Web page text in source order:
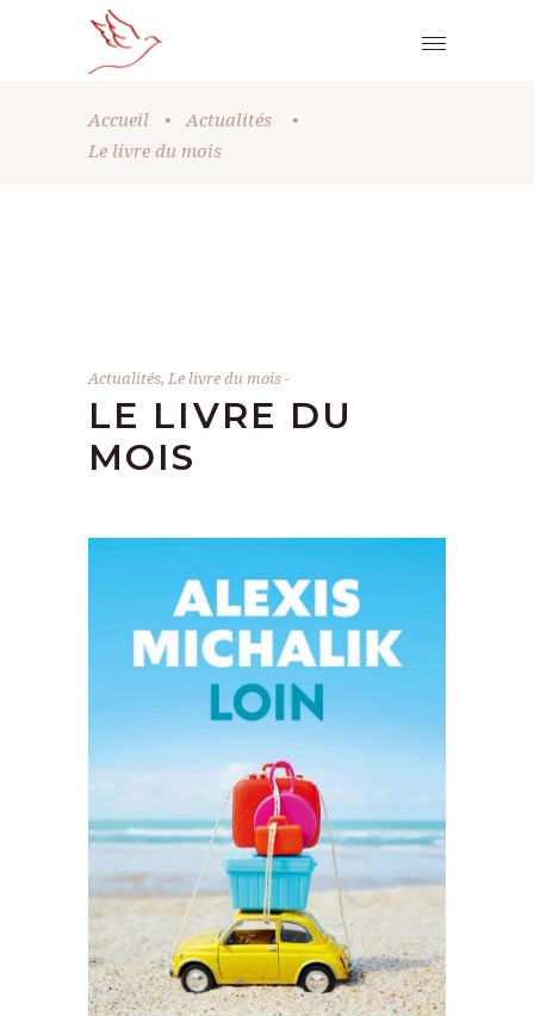
Accueil • Actualités
•
Le livre du mois
Actualités, Le livre du mois
LE LIVRE DU
MOIS